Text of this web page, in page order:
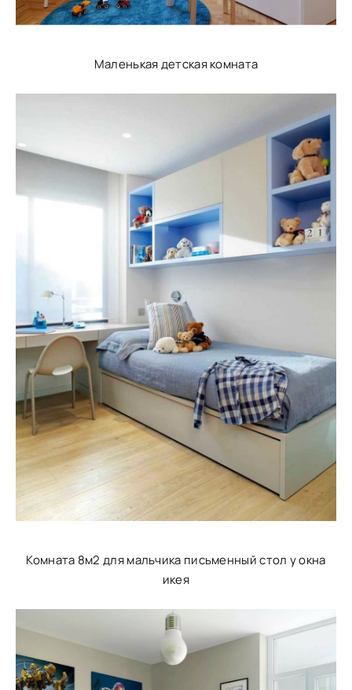
Маленькая детская комната
Комната 8м2 для мальчика письменный стол у окна
икея